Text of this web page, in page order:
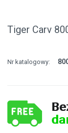
Tiger Carv
Nr katalogowy: